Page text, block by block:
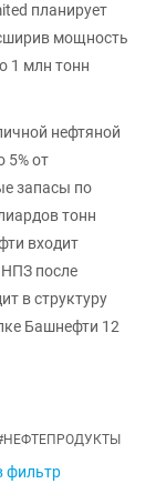
планирует
мощность
1 млн тонн
нефтяной
5% от
запасы по
тонн
входит
после
в структуру
Башнефти 12
НЕФТЕПРОДУКТЫ
фильтр